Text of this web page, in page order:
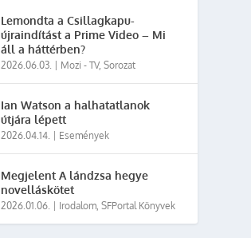
Lemondta a Csillagkapu-
újraindítást a Prime Video – Mi
áll a háttérben?
2026.06.03. Mozi - TV,Sorozat
Ian Watson a halhatatlanok
útjára lépett
2026.04.14. Események
Megjelent A lándzsa hegye
novelláskötet
2026.01.06. Irodalom,SFPortal Könyvek